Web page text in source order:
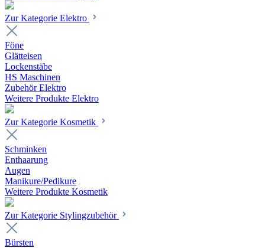
Zur Kategorie Elektro
Föne
Glätteisen
Lockenstäbe
HS Maschinen
Zubehör Elektro
Weitere Produkte Elektro
Zur Kategorie Kosmetik
Schminken
Enthaarung
Augen
Manikure/Pedikure
Weitere Produkte Kosmetik
Zur Kategorie Stylingzubehör
Bürsten